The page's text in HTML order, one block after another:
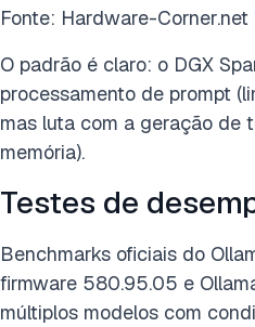
Fonte: Hardware-Corner.net
O padrão é claro: o DGX
processamento de prompt
mas luta com a geração de
memória).
Testes de
Benchmarks oficiais do
firmware 580.95.05 e
múltiplos modelos com